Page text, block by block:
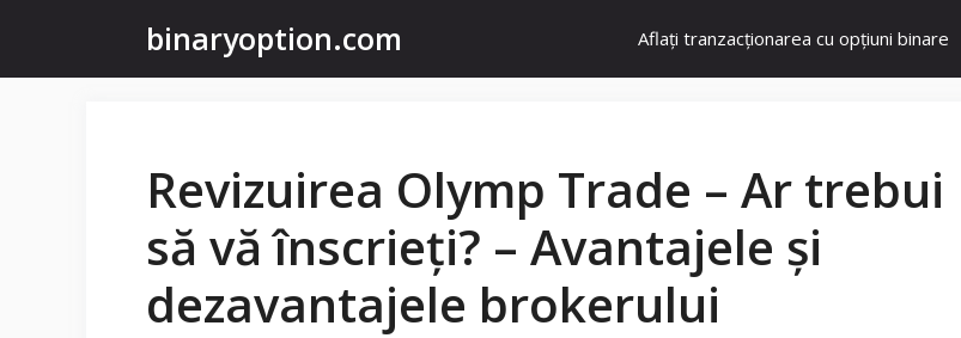
conținut
binaryoption.com Aflați tranzacționarea cu opțiuni binare
Revizuirea Olymp Trade – Ar trebui
să vă înscrieți? – Avantajele și
dezavantajele brokerului